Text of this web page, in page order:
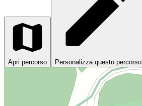
Apri percorso Personalizza questo percorso